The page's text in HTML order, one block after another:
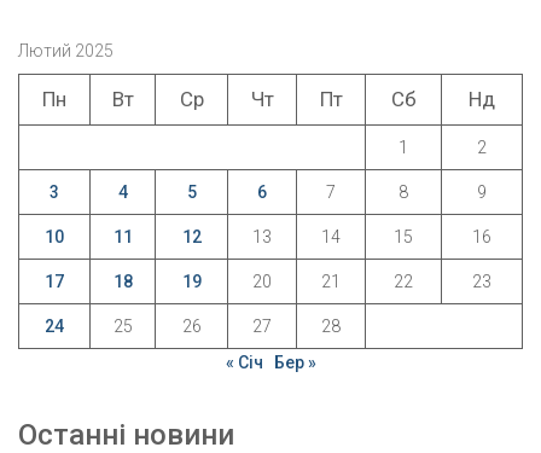
Лютий 2025
Пн Вт Ср Чт Пт Сб Нд
1 2
3 4 5 6 7 8 9
10 11 12 13 14 15 16
17 18 19 20 21 22 23
24 25 26 27
28
« Січ
Бер »
Останні новини